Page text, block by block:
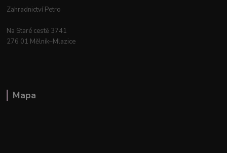
Zahradnictví Petro
Na Staré cestě 3741
276 01 Mělník–Mlazice
Mapa